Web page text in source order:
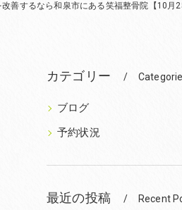
善するなら和泉市にある笑福整骨院【10月
カテゴリー
ブログ
予約状況
最近の投稿 Recent